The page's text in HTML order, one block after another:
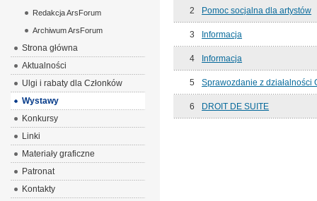
2 Pomoc socjalna dla artystów
3 Informacja
4 Informacja
5 Sprawozdanie z działalności
6 DROIT DE SUITE
Redakcja ArsForum
Archiwum ArsForum
Strona główna
Aktualności
Ulgi i rabaty dla Członków
Wystawy
Konkursy
Linki
Materiały graficzne
Patronat
Kontakty